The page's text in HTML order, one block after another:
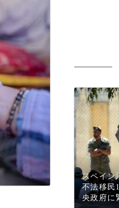
スペイン
不法移民
央政府に